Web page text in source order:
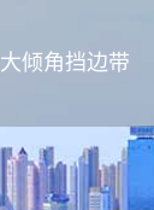
大倾角挡边带